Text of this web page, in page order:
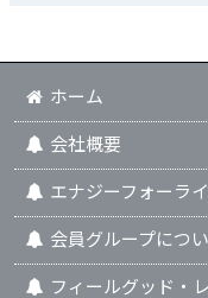
ホーム
会社概要
エナジーフォーラ
会員グループにつ
フィールグッド・